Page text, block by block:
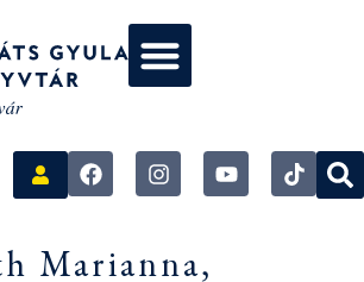
Marianna,